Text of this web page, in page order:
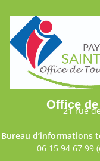
Office
21 rue
Bureau d’informations
06 15 94 67 99